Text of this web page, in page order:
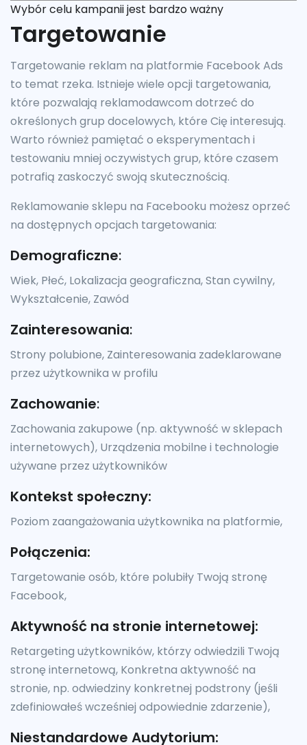
Wybór celu kampanii jest bardzo ważny
Targetowanie
Targetowanie reklam na platformie Facebook Ads
to temat rzeka. Istnieje wiele opcji targetowania,
które pozwalają reklamodawcom dotrzeć do
określonych grup docelowych, które Cię interesują.
Warto również pamiętać o eksperymentach i
testowaniu mniej oczywistych grup, które czasem
potrafią zaskoczyć swoją skutecznością.
Reklamowanie sklepu na Facebooku możesz oprzeć
na dostępnych opcjach targetowania:
Demograficzne:
Wiek, Płeć, Lokalizacja geograficzna, Stan cywilny,
Wykształcenie, Zawód
Zainteresowania:
Strony polubione, Zainteresowania zadeklarowane
przez użytkownika w profilu
Zachowanie:
Zachowania zakupowe (np. aktywność w sklepach
internetowych), Urządzenia mobilne i technologie
używane przez użytkowników
Kontekst społeczny:
Poziom zaangażowania użytkownika na platformie,
Połączenia:
Targetowanie osób, które polubiły Twoją stronę
Facebook,
Aktywność na stronie internetowej:
Retargeting użytkowników, którzy odwiedzili Twoją
stronę internetową, Konkretna aktywność na
stronie, np. odwiedziny konkretnej podstrony (jeśli
zdefiniowałeś wcześniej odpowiednie zdarzenie),
Niestandardowe Audytorium: